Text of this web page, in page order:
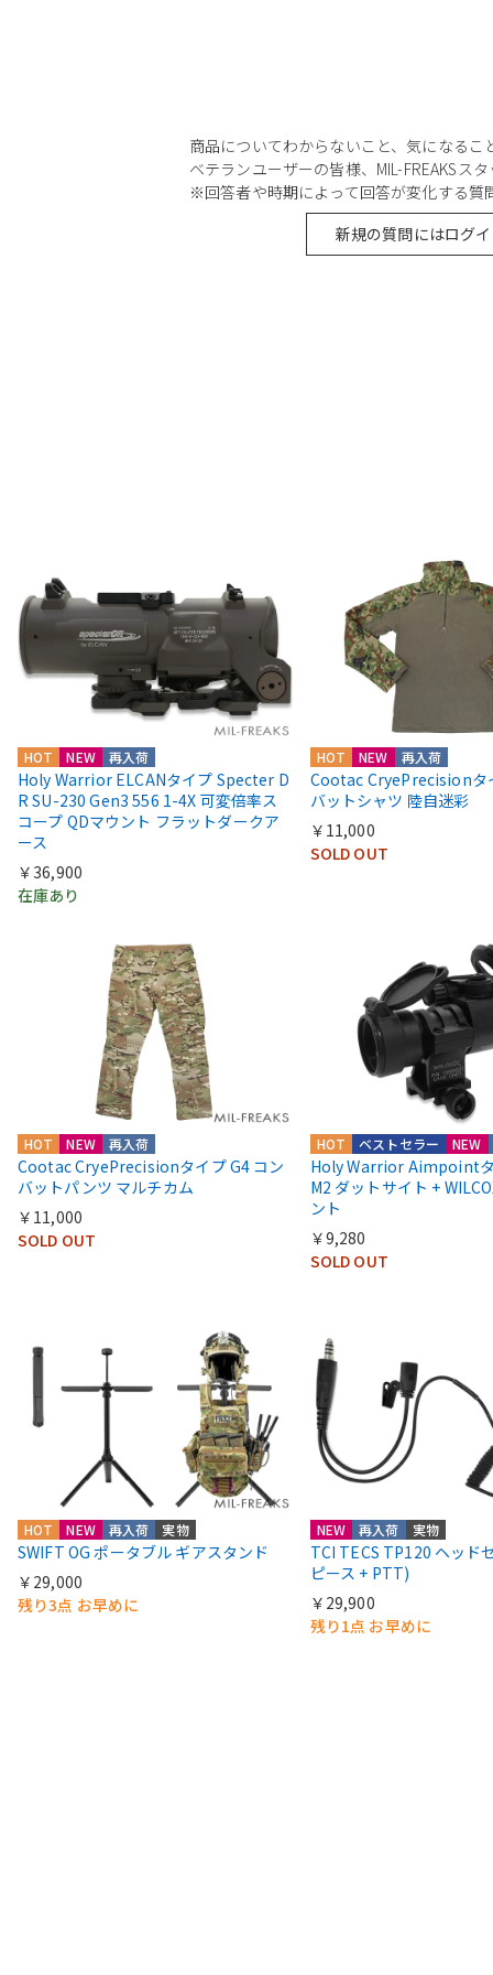
商品についてわからないこと、気になる
ベテランユーザーの皆様、MIL-FREAKSス
※回答者や時期によって回答が変化する質
新規の質問にはログ
HOT NEW 再入荷
Holy Warrior ELCANタイプ Specter D
R SU-230 Gen3 556 1-4X 可変倍率ス
コープ QDマウント フラットダークア
ース
￥36,900
在庫あり
HOT NEW 再入荷
Cootac CryePrecisionタ
バットシャツ 陸自迷彩
￥11,000
SOLD OUT
HOT NEW 再入荷
Cootac CryePrecisionタイプ G4 コン
バットパンツ マルチカム
￥11,000
SOLD OUT
HOT NEW
ベストセラー
Holy Warrior Aimpoint
M2 ダットサイト +
ント
￥9,280
SOLD OUT
HOT NEW 再入荷 実物
SWIFT OG ポータブル ギアスタンド
￥29,000
残り3点 お早めに
NEW 再入荷 実物
TCI TECS TP120 ヘッド
ピース + PTT)
￥29,900
残り1点 お早めに